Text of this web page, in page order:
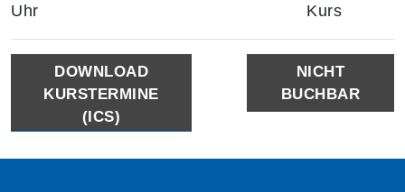
Uhr
Kurs
DOWNLOAD
KURSTERMINE
(ICS)
NICHT
BUCHBAR